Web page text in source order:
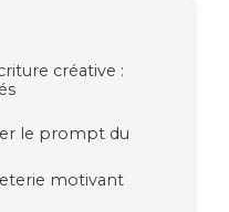
créative :
le prompt du
motivant